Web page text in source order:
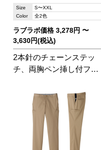
Size
S〜XXL
Color
全2色
ラブラボ価格 3,278円 〜
3,630円(税込)
2本針のチェーンステッ
チ、両胸ペン挿し付フラ
ルかつ、クラシカルな縫
製仕様がポイントです。